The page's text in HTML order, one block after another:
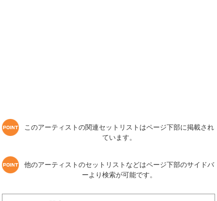
このアーティストの関連セットリストはページ下部に掲載され
ています。
他のアーティストのセットリストなどはページ下部のサイドバ
ーより検索が可能です。